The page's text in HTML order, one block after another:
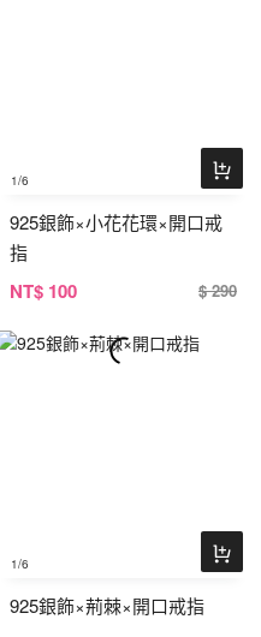
1/6
925銀飾×小花花環×開口戒
指
NT$ 100 $ 290
1/6
925銀飾×荊棘×開口戒指